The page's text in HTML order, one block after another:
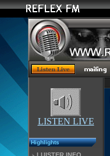
LISTEN LIVE
Highlights